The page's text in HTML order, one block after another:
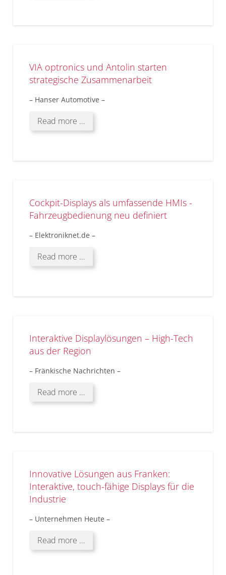
VIA optronics und Antolin starten
strategische Zusammenarbeit
– Hanser Automotive –
Read more …
Cockpit-Displays als umfassende HMIs -
Fahrzeugbedienung neu definiert
– Elektroniknet.de –
Read more …
Interaktive Displaylösungen – High-Tech
aus der Region
– Fränkische Nachrichten –
Read more …
Innovative Lösungen aus Franken:
Interaktive, touch-fähige Displays für die
Industrie
– Unternehmen Heute –
Read more …